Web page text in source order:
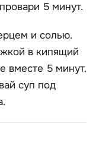
5 минут.
и солью.
в кипящий
вместе 5 минут.
суп под